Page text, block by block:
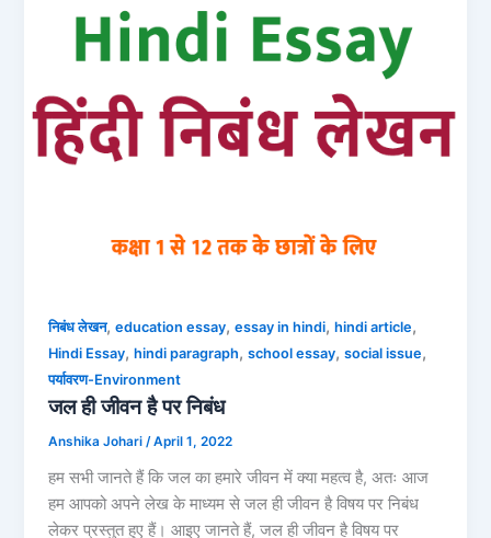
निबंध लेखन,education essay,essay in hindi,hindi article,
Hindi Essay,hindi paragraph,school essay,social issue,
पर्यावरण-Environment
जल ही जीवन है पर निबंध
Anshika Johari/April 1, 2022
हम सभी जानते हैं कि जल का हमारे जीवन में क्या महत्व है, अतः आज
हम आपको अपने लेख के माध्यम से जल ही जीवन है विषय पर निबंध
लेकर प्रस्तुत हुए हैं। आइए जानते हैं, जल ही जीवन है विषय पर